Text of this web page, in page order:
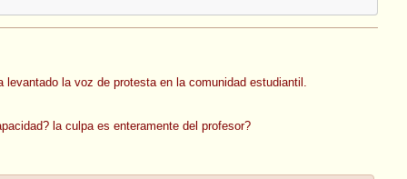
la voz de protesta en la comunidad estudiantil.
la culpa es enteramente del profesor?